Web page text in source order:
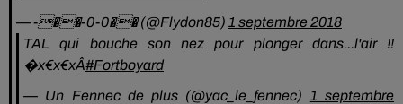
— -��-0-0�� (@Flydon85) 1 septembre 2018
TAL qui bouche son nez pour plonger dans...l'air !!
�x€x€xÂ#Fortboyard
— Un Fennec de plus (@yac_le_fennec) 1 septembre